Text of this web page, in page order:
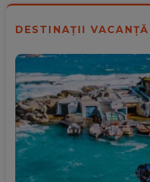
DESTINAȚII VACANȚĂ